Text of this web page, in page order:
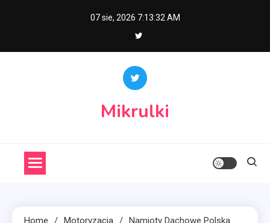
07 sie, 2026 7:13:33 AM
Mikrulki
Home Motoryzacja Namioty Dachowe Polska